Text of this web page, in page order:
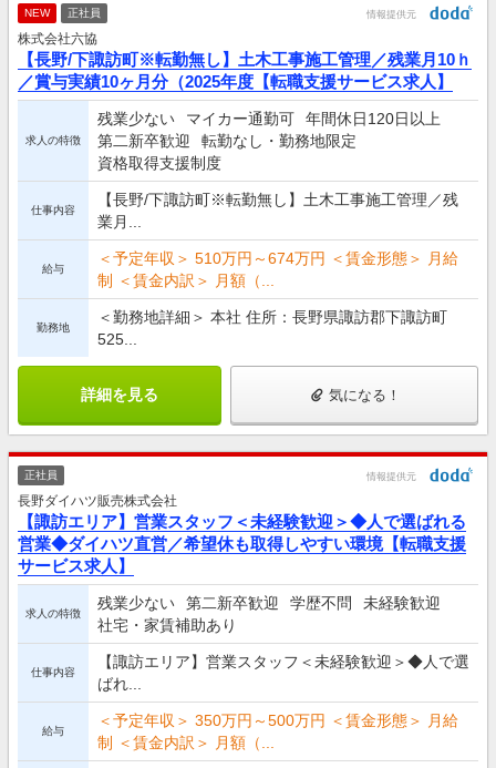
NEW 正社員 情報提供元
株式会社六協
【長野/下諏訪町※転勤無し】土木工事施工管理／残業月10ｈ
／賞与実績10ヶ月分（2025年度【転職支援サービス求人】
求人の特徴
残業少ない マイカー通勤可
年間休日120日以上
第二新卒歓迎
転勤なし・勤務地限定
資格取得支援制度
仕事内容
【長野/下諏訪町※転勤無し】土木工事施工管理／残
業月...
給与
＜予定年収＞ 510万円～674万円 ＜賃金形態＞ 月給
制 ＜賃金内訳＞ 月額（...
勤務地
＜勤務地詳細＞ 本社 住所：長野県諏訪郡下諏訪町
525...
詳細を見る 気になる！
正社員 情報提供元
長野ダイハツ販売株式会社
【諏訪エリア】営業スタッフ＜未経験歓迎＞◆人で選ばれる
営業◆ダイハツ直営／希望休も取得しやすい環境【転職支援
サービス求人】
求人の特徴
残業少ない 第二新卒歓迎 学歴不問
未経験歓迎
社宅・家賃補助あり
仕事内容
【諏訪エリア】営業スタッフ＜未経験歓迎＞◆人で選
ばれ...
給与
＜予定年収＞ 350万円～500万円 ＜賃金形態＞ 月給
制 ＜賃金内訳＞ 月額（...